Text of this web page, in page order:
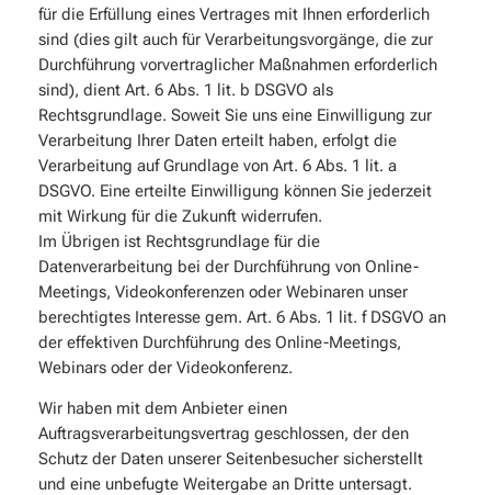
für die Erfüllung eines Vertrages mit Ihnen erforderlich
sind (dies gilt auch für Verarbeitungsvorgänge, die zur
Durchführung vorvertraglicher Maßnahmen erforderlich
sind), dient Art. 6 Abs. 1 lit. b DSGVO als
Rechtsgrundlage. Soweit Sie uns eine Einwilligung zur
Verarbeitung Ihrer Daten erteilt haben, erfolgt die
Verarbeitung auf Grundlage von Art. 6 Abs. 1 lit. a
DSGVO. Eine erteilte Einwilligung können Sie jederzeit
mit Wirkung für die Zukunft widerrufen.
Im Übrigen ist Rechtsgrundlage für die
Datenverarbeitung bei der Durchführung von Online-
Meetings, Videokonferenzen oder Webinaren unser
berechtigtes Interesse gem. Art. 6 Abs. 1 lit. f DSGVO an
der effektiven Durchführung des Online-Meetings,
Webinars oder der Videokonferenz.
Wir haben mit dem Anbieter einen
Auftragsverarbeitungsvertrag geschlossen, der den
Schutz der Daten unserer Seitenbesucher sicherstellt
und eine unbefugte Weitergabe an Dritte untersagt.